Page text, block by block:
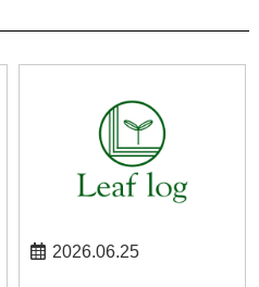
2026.06.25